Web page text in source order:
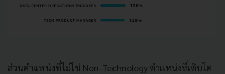
ส่วนตำแหน่งที่ไม่ใช่ Non-Technology ตำแหน่งที่เติบโต